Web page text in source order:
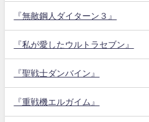
『無敵鋼人ダイターン３』
『私が愛したウルトラセブン』
『聖戦士ダンバイン』
『重戦機エルガイム』